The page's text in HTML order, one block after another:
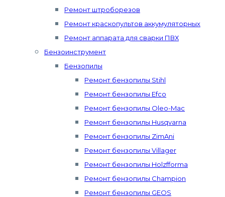
Ремонт штроборезов
Ремонт краскопультов аккумуляторных
Ремонт аппарата для сварки ПВХ
Бензоинструмент
Бензопилы
Ремонт бензопилы Stihl
Ремонт бензопилы Efco
Ремонт бензопилы Oleo-Mac
Ремонт бензопилы Husqvarna
Ремонт бензопилы ZimAni
Ремонт бензопилы Villager
Ремонт бензопилы Holzfforma
Ремонт бензопилы Champion
Ремонт бензопилы GEOS